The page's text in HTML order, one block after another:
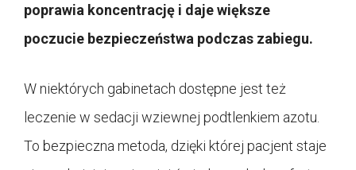
poprawia koncentrację i daje większe
poczucie bezpieczeństwa podczas zabiegu.
W niektórych gabinetach dostępne jest też
leczenie w sedacji wziewnej podtlenkiem azotu.
To bezpieczna metoda, dzięki której pacjent staje